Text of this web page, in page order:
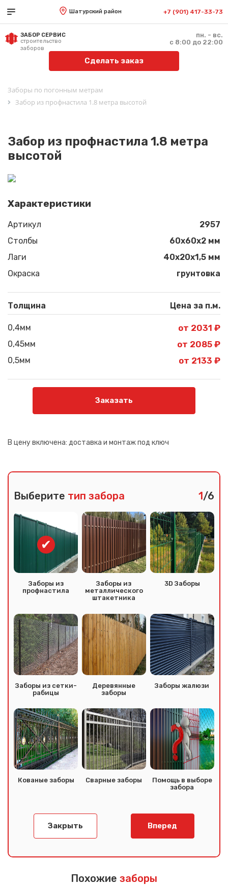
Шатурский район +7 (901) 417-33-73
ЗАБОР СЕРВИС
строительство
заборов
пн. - вс.
с 8:00 до 22:00
Сделать заказ
Заборы по погонным метрам
Забор из профнастила 1.8 метра высотой
Забор из профнастила 1.8 метра
высотой
Характеристики
Артикул
2957
Столбы
60х60х2 мм
Лаги
40х20х1,5 мм
Окраска
грунтовка
Толщина Цена за п.м.
0,4мм от 2031 ₽
0,45мм от 2085 ₽
0,5мм от 2133 ₽
Заказать
В цену включена: доставка и монтаж под ключ
Выберите тип забора 1/6
Заборы из
профнастила
Заборы из
металлического
штакетника
3D Заборы
Заборы из сетки-
рабицы
Деревянные
заборы
Заборы жалюзи
Кованые заборы Сварные заборы
Помощь в выборе
забора
Закрыть Вперед
Похожие заборы